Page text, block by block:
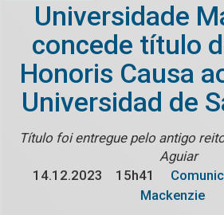
Universidade
concede título
Honoris Causa
Universidad de
Título foi entregue pelo antigo
Aguiar
14.12.2023
15h41
Mackenzie